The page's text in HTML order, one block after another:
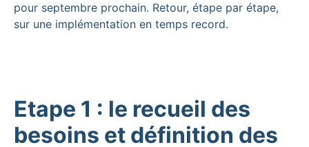
pour septembre prochain. Retour, étape par étape,
sur une implémentation en temps record.
Etape 1 : le recueil des
besoins et définition des